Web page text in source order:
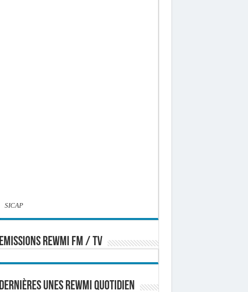
SICAP
EMISSIONS REWMI FM / TV
Dernières Unes Rewmi Quotidien